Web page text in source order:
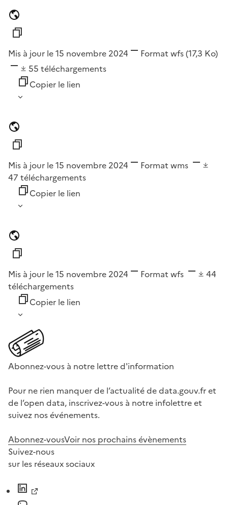
Mis à jour le 15 novembre 2024 Format wfs(17,3 Ko)
55 téléchargements
Copier le lien
Mis à jour le 15 novembre 2024 Format wms
47 téléchargements
Copier le lien
Mis à jour le 15 novembre 2024 Format wfs
44
téléchargements
Copier le lien
Abonnez-vous à notre lettre d'information
Pour ne rien manquer de l’actualité de data.gouv.fr et
de l’open data, inscrivez-vous à notre infolettre et
suivez nos événements.
Abonnez-vousVoir nos prochains évènements
Suivez-nous
sur les réseaux sociaux